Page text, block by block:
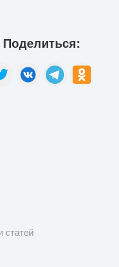
Поделиться:
статей